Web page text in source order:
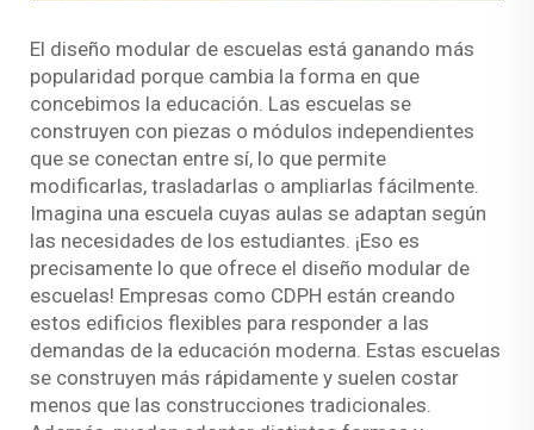
El diseño modular de escuelas está ganando más
popularidad porque cambia la forma en que
concebimos la educación. Las escuelas se
construyen con piezas o módulos independientes
que se conectan entre sí, lo que permite
modificarlas, trasladarlas o ampliarlas fácilmente.
Imagina una escuela cuyas aulas se adaptan según
las necesidades de los estudiantes. ¡Eso es
precisamente lo que ofrece el diseño modular de
escuelas! Empresas como CDPH están creando
estos edificios flexibles para responder a las
demandas de la educación moderna. Estas escuelas
se construyen más rápidamente y suelen costar
menos que las construcciones tradicionales.